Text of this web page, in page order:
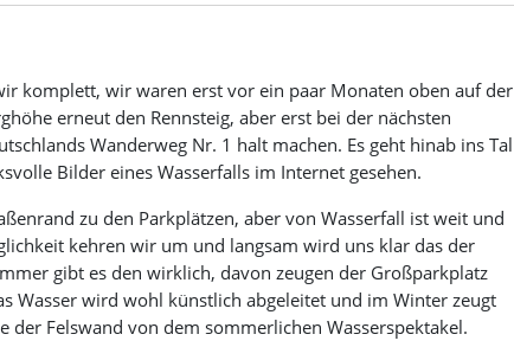
komplett, wir waren erst vor ein paar Monaten oben auf der
erneut den Rennsteig, aber erst bei der nächsten
Wanderweg Nr. 1 halt machen. Es geht hinab ins Tal
Bilder eines Wasserfalls im Internet gesehen.
zu den Parkplätzen, aber von Wasserfall ist weit und
kehren wir um und langsam wird uns klar das der
gibt es den wirklich, davon zeugen der Großparkplatz
Wasser wird wohl künstlich abgeleitet und im Winter zeugt
Felswand von dem sommerlichen Wasserspektakel.